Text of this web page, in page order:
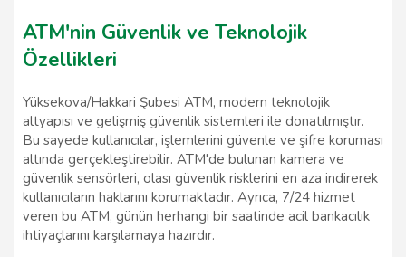
ATM'nin Güvenlik ve Teknolojik
Özellikleri
Yüksekova/Hakkari Şubesi ATM, modern teknolojik
altyapısı ve gelişmiş güvenlik sistemleri ile donatılmıştır.
Bu sayede kullanıcılar, işlemlerini güvenle ve şifre koruması
altında gerçekleştirebilir. ATM'de bulunan kamera ve
güvenlik sensörleri, olası güvenlik risklerini en aza indirerek
kullanıcıların haklarını korumaktadır. Ayrıca, 7/24 hizmet
veren bu ATM, günün herhangi bir saatinde acil bankacılık
ihtiyaçlarını karşılamaya hazırdır.